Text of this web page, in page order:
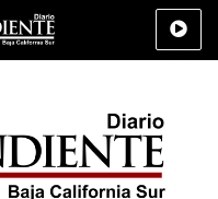
Deportes Cultura